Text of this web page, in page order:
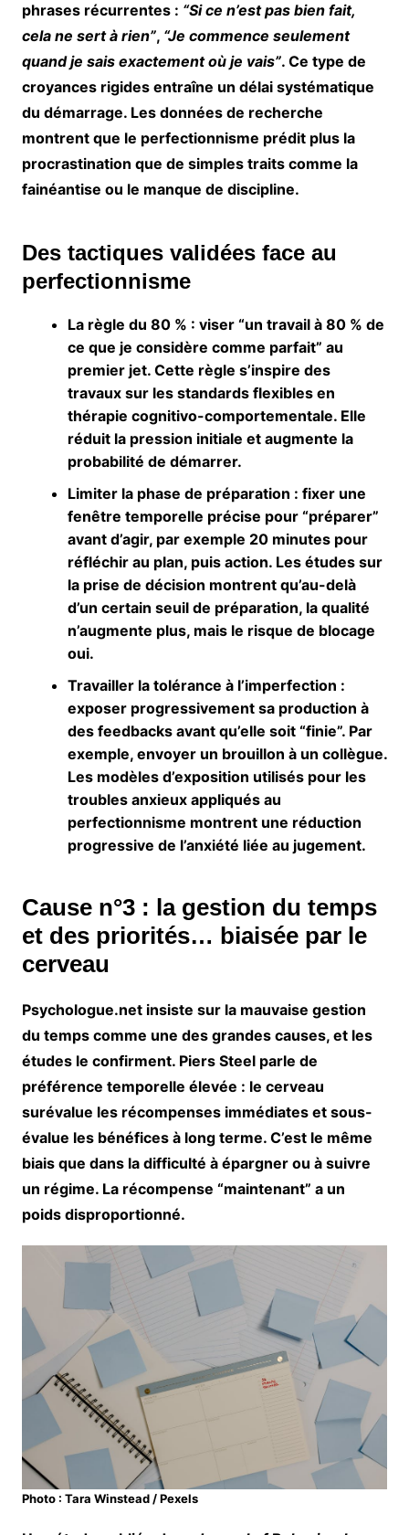
phrases récurrentes : “Si ce n’est pas bien fait,
cela ne sert à rien”, “Je commence seulement
quand je sais exactement où je vais”. Ce type de
croyances rigides entraîne un délai systématique
du démarrage. Les données de recherche
montrent que le perfectionnisme prédit plus la
procrastination que de simples traits comme la
fainéantise ou le manque de discipline.
Des tactiques validées face au
perfectionnisme
La règle du 80 % : viser “un travail à 80 % de
ce que je considère comme parfait” au
premier jet. Cette règle s’inspire des
travaux sur les standards flexibles en
thérapie cognitivo-comportementale. Elle
réduit la pression initiale et augmente la
probabilité de démarrer.
Limiter la phase de préparation : fixer une
fenêtre temporelle précise pour “préparer”
avant d’agir, par exemple 20 minutes pour
réfléchir au plan, puis action. Les études sur
la prise de décision montrent qu’au-delà
d’un certain seuil de préparation, la qualité
n’augmente plus, mais le risque de blocage
oui.
Travailler la tolérance à l’imperfection :
exposer progressivement sa production à
des feedbacks avant qu’elle soit “finie”. Par
exemple, envoyer un brouillon à un collègue.
Les modèles d’exposition utilisés pour les
troubles anxieux appliqués au
perfectionnisme montrent une réduction
progressive de l’anxiété liée au jugement.
Cause n°3 : la gestion du temps
et des priorités… biaisée par le
cerveau
Psychologue.net insiste sur la mauvaise gestion
du temps comme une des grandes causes, et les
études le confirment. Piers Steel parle de
préférence temporelle élevée : le cerveau
surévalue les récompenses immédiates et sous-
évalue les bénéfices à long terme. C’est le même
biais que dans la difficulté à épargner ou à suivre
un régime. La récompense “maintenant” a un
poids disproportionné.
Photo : Tara Winstead / Pexels